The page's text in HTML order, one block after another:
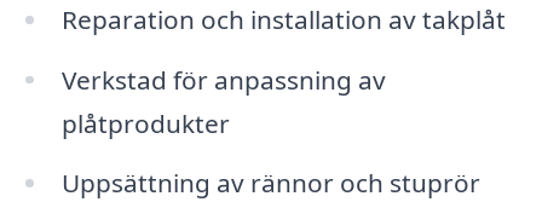
Reparation och installation av takplåt
Verkstad för anpassning av
plåtprodukter
Uppsättning av rännor och stuprör